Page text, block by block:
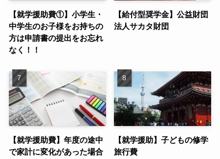
【就学援助費①】小学生・
中学生のお子様をお持ちの
方は申請書の提出をお忘れ
なく！！
【給付型奨学金】公益財団
法人サカタ財団
【就学援助費】年度の途中
で家計に変化があった場合
【就学援助】子どもの修学
旅行費